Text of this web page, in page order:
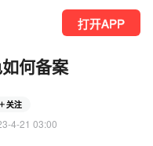
打开APP
何备案
关注
4-21 03:00